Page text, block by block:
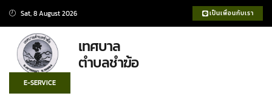
Sat, 8 August 2026 เป็นเพื่อนกับเรา
เทศบาล
ตำบลชำฆ้อ
E-SERVICE